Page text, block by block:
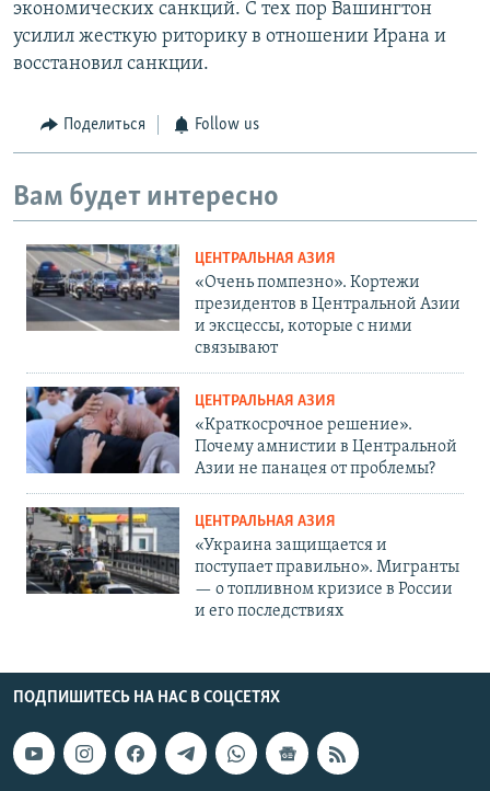
экономических санкций. С тех пор Вашингтон
усилил жесткую риторику в отношении Ирана и
восстановил санкции.
Поделиться Follow us
Вам будет интересно
ЦЕНТРАЛЬНАЯ АЗИЯ
«Очень помпезно». Кортежи
президентов в Центральной Азии
и эксцессы, которые с ними
связывают
ЦЕНТРАЛЬНАЯ АЗИЯ
«Краткосрочное решение».
Почему амнистии в Центральной
Азии не панацея от проблемы?
ЦЕНТРАЛЬНАЯ АЗИЯ
«Украина защищается и
поступает правильно». Мигранты
— о топливном кризисе в России
и его последствиях
ПОДПИШИТЕСЬ НА НАС В СОЦСЕТЯХ